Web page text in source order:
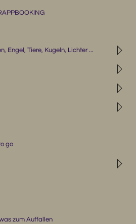
◹
Engel, Tiere, Kugeln, Lichter ...
◹
◹
◹
go
◹
zum Auffallen